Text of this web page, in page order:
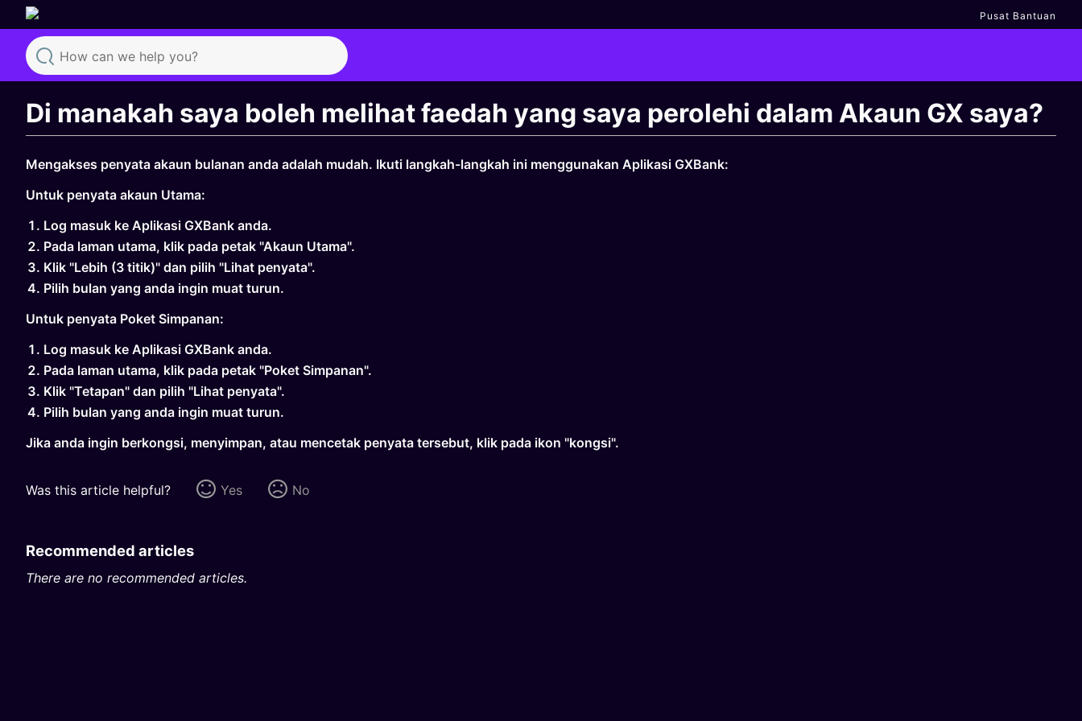
Pusat Bantuan
Search
Di manakah saya boleh melihat faedah yang saya perolehi dalam Akaun GX saya?
Mengakses penyata akaun bulanan anda adalah mudah. Ikuti langkah-langkah ini menggunakan Aplikasi GXBank:
Untuk penyata akaun Utama:
Log masuk ke Aplikasi GXBank anda.
Pada laman utama, klik pada petak "Akaun Utama".
Klik "Lebih (3 titik)" dan pilih "Lihat penyata".
Pilih bulan yang anda ingin muat turun.
Untuk penyata Poket Simpanan:
Log masuk ke Aplikasi GXBank anda.
Pada laman utama, klik pada petak "Poket Simpanan".
Klik "Tetapan" dan pilih "Lihat penyata".
Pilih bulan yang anda ingin muat turun.
Jika anda ingin berkongsi, menyimpan, atau mencetak penyata tersebut, klik pada ikon "kongsi".
Was this article helpful? Yes No
Recommended articles
There are no recommended articles.